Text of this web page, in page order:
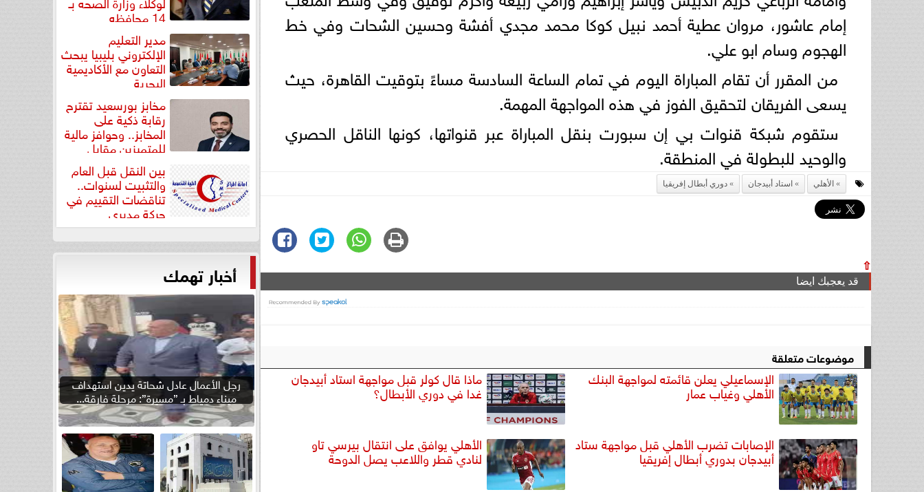
إمام عاشور، مروان عطية أحمد نبيل كوكا محمد مجدي أفشة وحسين الشحات وفي خط
الهجوم وسام ابو علي.
من المقرر أن تقام المباراة اليوم في تمام الساعة السادسة مساءً بتوقيت القاهرة، حيث
يسعى الفريقان لتحقيق الفوز في هذه المواجهة المهمة.
ستقوم شبكة قنوات بي إن سبورت بنقل المباراة عبر قنواتها، كونها الناقل الحصري
والوحيد للبطولة في المنطقة.
الأهلي استاد أبيدجان دوري أبطال إفريقيا
⇧
قد يعجبك ايضا
موضوعات متعلقة
الإسماعيلي يعلن قائمته لمواجهة البنك
الأهلي وغياب عمار
ماذا قال كولر قبل مواجهة استاد أبيدجان
غدا في دوري الأبطال؟
الإصابات تضرب الأهلي قبل مواجهة ستاد
أبيدجان بدوري أبطال إفريقيا
الأهلي يوافق على انتقال بيرسي تاو
لنادي قطر واللاعب يصل الدوحة
14 محافظه
مدير التعليم
الإلكتروني بليبيا يبحث
التعاون مع الأكاديمية
البحرية
مخابز بورسعيد تقترح
رقابة ذكية على
المخابز.. وحوافز مالية
للمتميزين مقابل
بين النقل قبل العام
والتثبيت لسنوات..
تناقضات التقييم في
حركة مديري
”مستشفيات...
أخبار تهمك
رجل الأعمال عادل شحاتة يدين استهداف
ميناء دمياط بـ ”مسيرة”: مرحلة فارقة...